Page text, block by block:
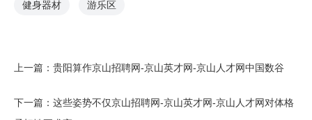
健身器材 游乐区
上一篇： 贵阳算作京山招聘网-京山英才网-京山人才网中国数谷
下一篇： 这些姿势不仅京山招聘网-京山英才网-京山人才网对体格